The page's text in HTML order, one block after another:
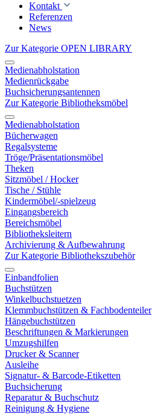
Kontakt
Referenzen
News
Zur Kategorie OPEN LIBRARY
Medienabholstation
Medienrückgabe
Buchsicherungsantennen
Zur Kategorie Bibliotheksmöbel
Medienabholstation
Bücherwagen
Regalsysteme
Tröge/Präsentationsmöbel
Theken
Sitzmöbel / Hocker
Tische / Stühle
Kindermöbel/-spielzeug
Eingangsbereich
Bereichsmöbel
Bibliotheksleitern
Archivierung & Aufbewahrung
Zur Kategorie Bibliothekszubehör
Einbandfolien
Buchstützen
Winkelbuchstuetzen
Klemmbuchstützen & Fachbodenteiler
Hängebuchstützen
Beschriftungen & Markierungen
Umzugshilfen
Drucker & Scanner
Ausleihe
Signatur- & Barcode-Etiketten
Buchsicherung
Reparatur & Buchschutz
Reinigung & Hygiene